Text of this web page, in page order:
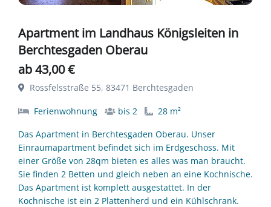
Apartment im Landhaus Königsleiten in
Berchtesgaden Oberau
ab 43,00 €
Rossfelsstraße 55, 83471 Berchtesgaden
Ferienwohnung bis 2
28 m²
Das Apartment in Berchtesgaden Oberau. Unser
Einraumapartment befindet sich im Erdgeschoss. Mit
einer Größe von 28qm bieten es alles was man braucht.
Sie finden 2 Betten und gleich neben an eine Kochnische.
Das Apartment ist komplett ausgestattet. In der
Kochnische ist ein 2 Plattenherd und ein Kühlschrank.